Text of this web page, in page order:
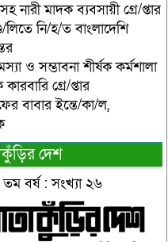
মাদক ব্যবসায়ী গ্রে/প্তার
নি/হ/ত বাংলাদেশি
ও সম্ভাবনা শীর্ষক কর্মশালা
গ্রে/প্তার
বাবার ইন্তে/কা/ল,
দেশ
বর্ষ : সংখ্যা ২৬